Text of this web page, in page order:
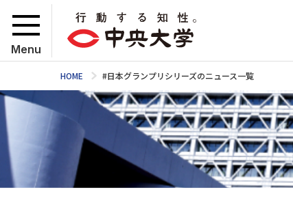
Menu
HOME #日本グランプリシリーズのニュース一覧